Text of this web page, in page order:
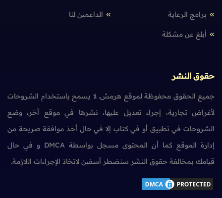
برامج الرعاية الداعمين لنا
أبلغ عن مشكلة
حقوق النشر
جميع الحقوق محفوظة لموقع هرمش. لا يسمح باستخدام الشروحات
لأغراض تجارية، إجراء تعديل عليها، نشرها في موقع آخر، وضع
الشروحات في تطبيق أو في كتاب إلا في حال أخذ موافقة صريحة من
إدارة الموقع كما أن المحتوى مسجل بواسطة DMCA و في حال
قيامك بمخالفة حقوق النشر سنضطر آسفين لاتخاذ الإجراءات اللازمة.